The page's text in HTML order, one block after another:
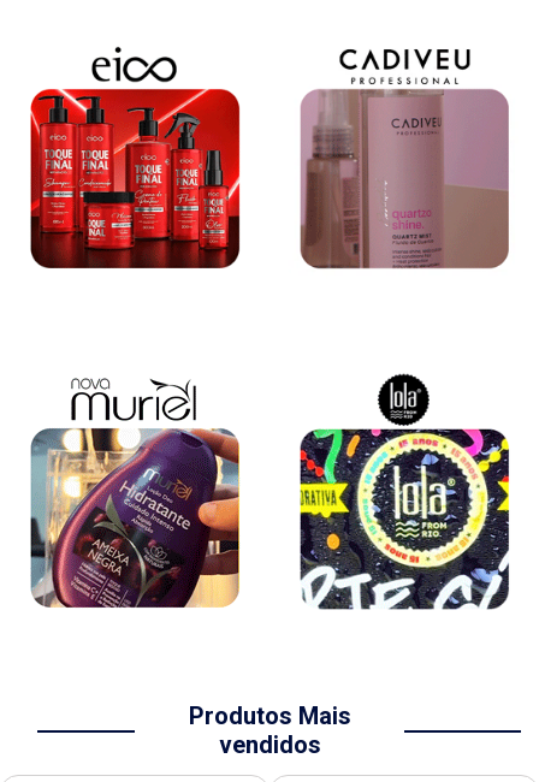
Produtos Mais
vendidos